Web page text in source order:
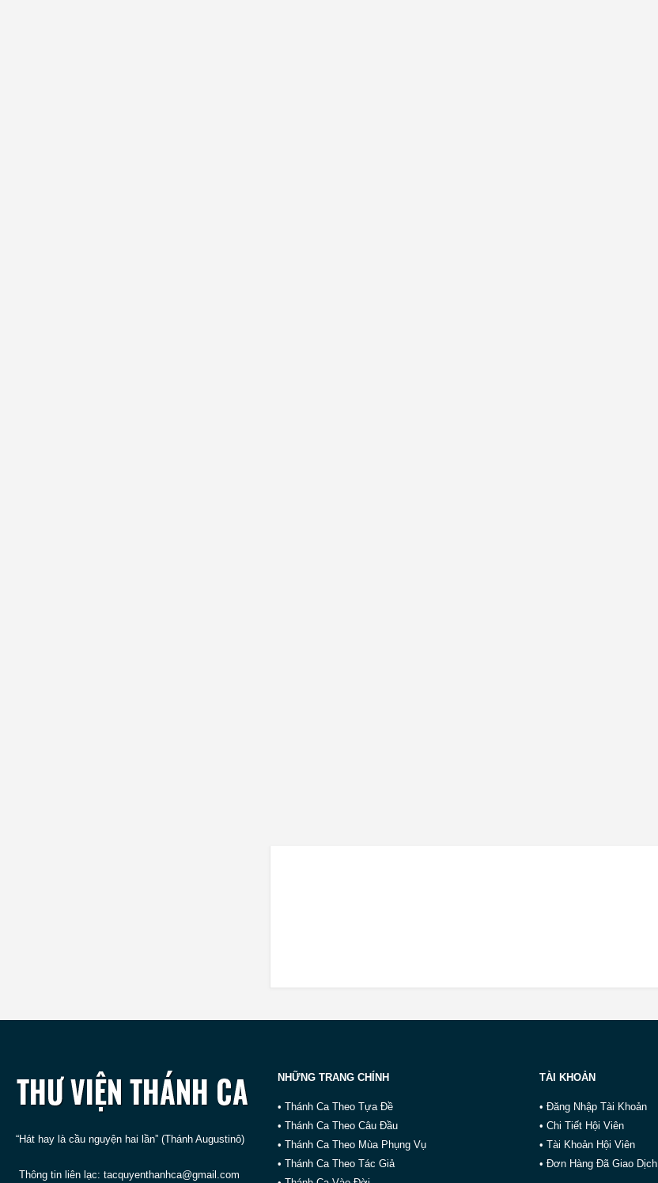
“Hát hay là cầu nguyện hai lần” (Thánh Augustinô)
Thông tin liên lạc: tacquyenthanhca@gmail.com
NHỮNG TRANG CHÍNH
• Thánh Ca Theo Tựa Đề
• Thánh Ca Theo Câu Đầu
• Thánh Ca Theo Mùa Phụng Vụ
• Thánh Ca Theo Tác Giả
TÀI KHOẢN
• Đăng Nhập Tài Khoản
• Chi Tiết Hội Viên
• Tài Khoản Hội Viên
• Đơn Hàng Đã Giao Dịch